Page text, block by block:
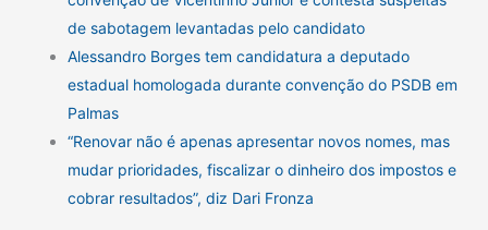
de sabotagem levantadas pelo candidato
Alessandro Borges tem candidatura a deputado
estadual homologada durante convenção do PSDB em
Palmas
“Renovar não é apenas apresentar novos nomes, mas
mudar prioridades, fiscalizar o dinheiro dos impostos e
cobrar resultados”, diz Dari Fronza